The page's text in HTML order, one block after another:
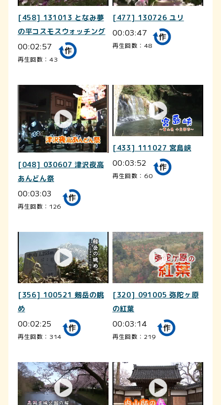
[458] 131013 となみ夢
の平コスモスウォッチング
00:02:57
再生回数：43
[477] 130726 ユリ
00:03:47
再生回数：48
[048] 030607 津沢夜高
あんどん祭
00:03:03
再生回数：126
[433] 111027 宮島峡
00:03:52
再生回数：60
[356] 100521 剱岳の眺
め
00:02:25
再生回数：314
[320] 091005 弥陀ヶ原
の紅葉
00:03:14
再生回数：219